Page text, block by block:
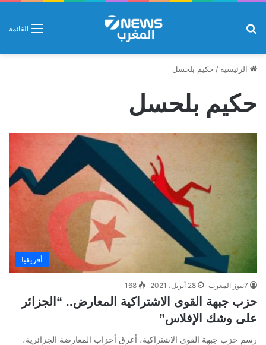
القائمة
الرئيسية / حكيم بلحسل
حكيم بلحسل
أفريقيا
7نيوز المغرب 28 أبريل، 2021 168
حزب جبهة القوى الاشتراكية المعارض.. “الجزائر
على وشك الإفلاس”
رسم حزب جبهة القوى الاشتراكية، أعرق أحزاب المعارضة الجزائرية،